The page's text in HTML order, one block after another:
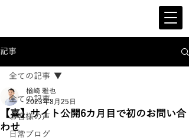
記事
全ての記事
お客様の声
日常ブログ
全ての記事
【喜】サイト公開6カ月目で初のお問い合
わせ
楢崎 雅也
2023年8月25日